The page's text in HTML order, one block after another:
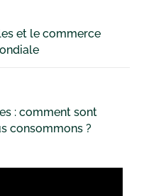
et le commerce
: comment sont
consommons ?